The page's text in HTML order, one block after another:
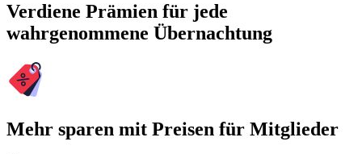
Verdiene Prämien für jede
wahrgenommene Übernachtung
Mehr sparen mit Preisen für Mitglieder